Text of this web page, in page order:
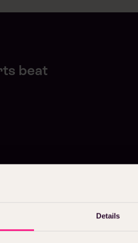
Details
beat